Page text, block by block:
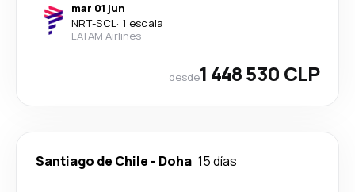
mar 01 jun
NRT-SCL· 1 escala
LATAM Airlines
desde1 448 530 CLP
Santiago de Chile - Doha 15 días